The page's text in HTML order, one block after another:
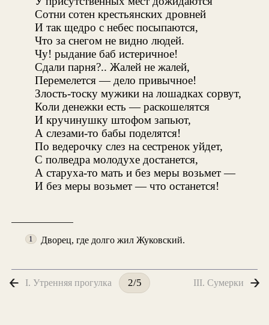
Сотни сотен крестьянских дровней
И так щедро с небес посыпаются,
Что за снегом не видно людей.
Чу! рыдание баб истеричное!
Сдали парня?.. Жалей не жалей,
Перемелется — дело привычное!
Злость-тоску мужики на лошадках сорвут,
Коли денежки есть — раскошелятся
И кручинушку штофом запьют,
А слезами-то бабы поделятся!
По ведерочку слез на сестренок уйдет,
С полведра молодухе достанется,
А старуха-то мать и без меры возьмет —
И без меры возьмет — что останется!
1 Дворец, где долго жил Жуковский.
I. Утренняя прогулка 2/5 III. Сумерки